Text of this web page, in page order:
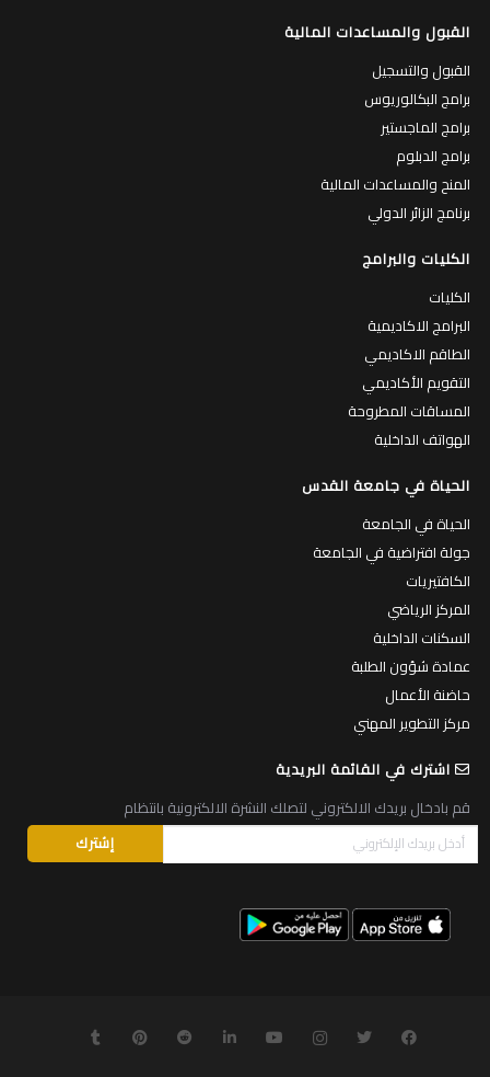
القبول والمساعدات المالية
القبول والتسجيل
برامج البكالوريوس
برامج الماجستير
برامج الدبلوم
المنح والمساعدات المالية
برنامج الزائر الدولي
الكليات والبرامج
الكليات
البرامج الاكاديمية
الطاقم الاكاديمي
التقويم الأكاديمي
المساقات المطروحة
الهواتف الداخلية
الحياة في جامعة القدس
الحياة في الجامعة
جولة افتراضية في الجامعة
الكافتيريات
المركز الرياضي
السكنات الداخلية
عمادة شؤون الطلبة
حاضنة الأعمال
مركز التطوير المهني
اشترك في القائمة البريدية
قم بادخال بريدك الالكتروني لتصلك النشرة الالكترونية بانتظام